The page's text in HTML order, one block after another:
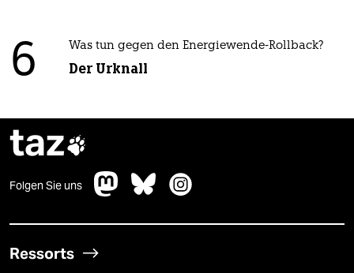
6 Was tun gegen den Energiewende-Rollback?
Der Urknall
taz
Folgen Sie uns
Ressorts